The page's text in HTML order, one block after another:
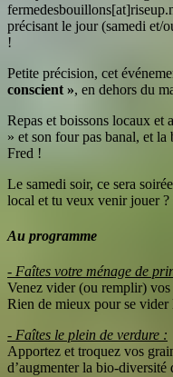
précisant le jour (samedi et/
!
Petite précision, cet
conscient », en dehors du
Repas et boissons locaux et
» et son four pas banal, et la
Fred !
Le samedi soir, ce sera
local et tu veux venir jouer ?
Au programme
- Faîtes votre ménage de
Venez vider (ou remplir)
Rien de mieux pour se
- Faîtes le plein de verdure :
Apportez et troquez vos
d’augmenter la bio-diversité